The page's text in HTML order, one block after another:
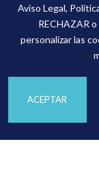
Aviso Legal,
RECHAZAR
personalizar las
ACEPTAR